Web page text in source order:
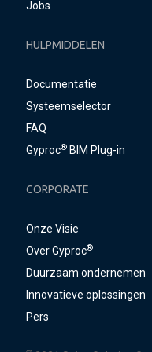
Jobs
HULPMIDDELEN
Documentatie
Systeemselector
FAQ
Gyproc® BIM Plug-in
CORPORATE
Onze Visie
Over Gyproc®
Duurzaam ondernemen
Innovatieve oplossingen
Pers